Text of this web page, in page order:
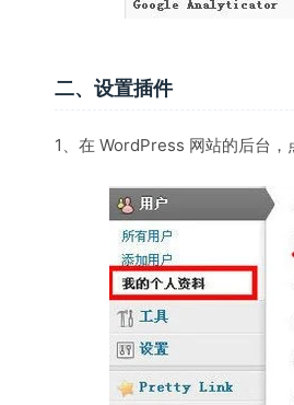
二、设置插件
1、在 WordPress 网站的后台